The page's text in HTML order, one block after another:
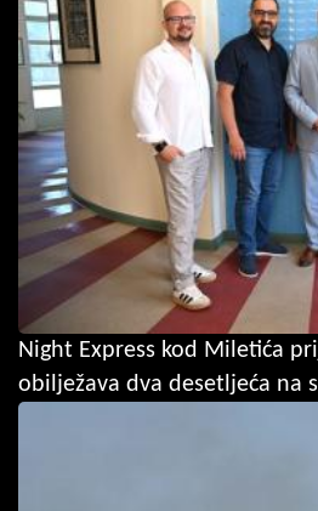
Night Express kod Miletića
obilježava dva desetljeća na